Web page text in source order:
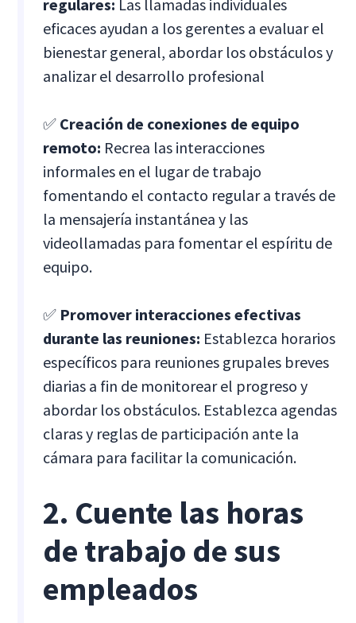
regulares: Las llamadas individuales
eficaces ayudan a los gerentes a evaluar el
bienestar general, abordar los obstáculos y
analizar el desarrollo profesional
✅ Creación de conexiones de equipo
remoto: Recrea las interacciones
informales en el lugar de trabajo
fomentando el contacto regular a través de
la mensajería instantánea y las
videollamadas para fomentar el espíritu de
equipo.
✅ Promover interacciones efectivas
durante las reuniones: Establezca horarios
específicos para reuniones grupales breves
diarias a fin de monitorear el progreso y
abordar los obstáculos. Establezca agendas
claras y reglas de participación ante la
cámara para facilitar la comunicación.
2. Cuente las horas
de trabajo de sus
empleados